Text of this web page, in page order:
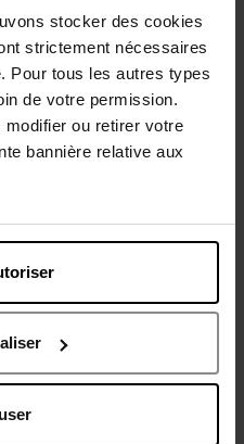
stocker des cookies
strictement nécessaires
Pour tous les autres types
de votre permission.
ou retirer votre
bannière relative aux
?